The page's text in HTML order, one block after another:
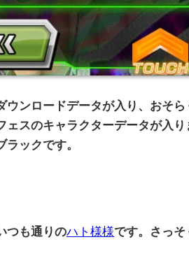
ウンロードデータが入り、おそ
ェスのキャラクターデータが入
ラックです。
つも通りのハト様様です。さっそ